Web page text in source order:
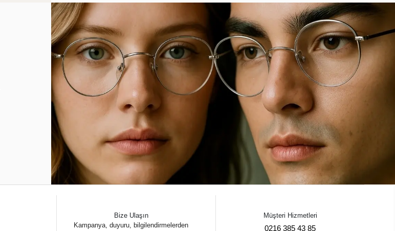
Bize Ulaşın
Kampanya, duyuru, bilgilendirmelerden
Müşteri Hizmetleri
0216 385 43 85